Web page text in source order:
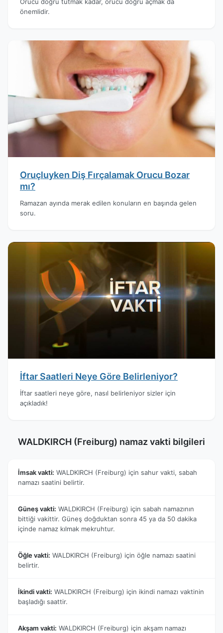
önemlidir.
Oruçluyken Diş Fırçalamak Orucu Bozar
mı?
Ramazan ayında merak edilen konuların en başında gelen
soru.
İftar Saatleri Neye Göre Belirleniyor?
İftar saatleri neye göre, nasıl belirleniyor sizler için
açıkladık!
WALDKIRCH (Freiburg) namaz vakti bilgileri
İmsak vakti: WALDKIRCH (Freiburg) için sahur vakti, sabah
namazı saatini belirtir.
Güneş vakti: WALDKIRCH (Freiburg) için sabah namazının
bittiği vakittir. Güneş doğduktan sonra 45 ya da 50 dakika
içinde namaz kılmak mekruhtur.
Öğle vakti: WALDKIRCH (Freiburg) için öğle namazı saatini
belirtir.
İkindi vakti: WALDKIRCH (Freiburg) için ikindi namazı vaktinin
başladığı saattir.
Akşam vakti: WALDKIRCH (Freiburg) için akşam namazı